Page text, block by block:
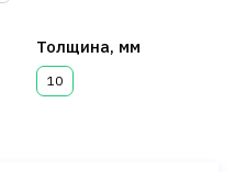
Толщина, мм
10